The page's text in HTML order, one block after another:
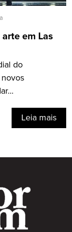
em Las
do
Leia mais